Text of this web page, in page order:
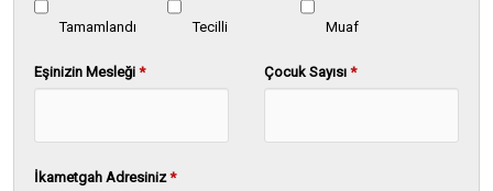
Tamamlandı Tecilli Muaf
Eşinizin Mesleği * Çocuk Sayısı *
İkametgah Adresiniz*